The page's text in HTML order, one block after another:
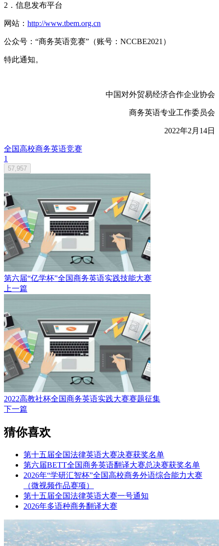
2．信息发布平台
网站： http://www.tbem.org.cn
公众号：“商务英语竞赛”（账号：NCCBE2021）
特此通知。
中国对外贸易经济合作企业协会
商务英语专业工作委员会
2022年2月14日
全国高校商务英语竞赛
1
57,957
第六届“亿学杯”全国商务英语实践技能大赛
上一篇
2022高教社杯全国商务英语实践大赛赛题征集
下一篇
猜你喜欢
第十五届全国法律英语大赛决赛获奖名单
第六届BETT全国商务英语翻译大赛总决赛获奖名单
2026年“学研汇智杯”全国高校商务外语综合能力大赛
（微视频作品赛项）
第十五届全国法律英语大赛一号通知
2026年多语种商务翻译大赛